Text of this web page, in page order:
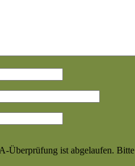
ist abgelaufen. Bitte